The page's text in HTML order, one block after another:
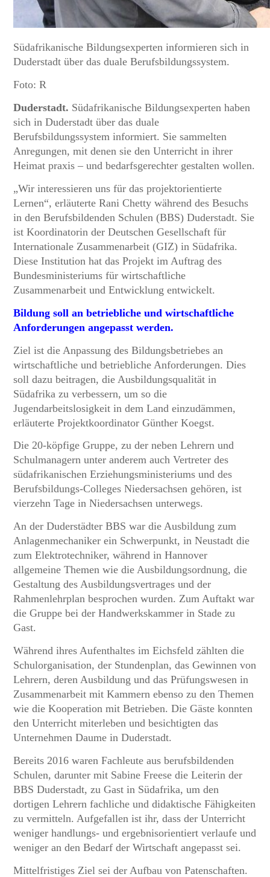
Südafrikanische Bildungsexperten informieren sich in
Duderstadt über das duale Berufsbildungssystem.
Foto: R
Duderstadt. Südafrikanische Bildungsexperten haben
sich in Duderstadt über das duale
Berufsbildungssystem informiert. Sie sammelten
Anregungen, mit denen sie den Unterricht in ihrer
Heimat praxis – und bedarfsgerechter gestalten wollen.
„Wir interessieren uns für das projektorientierte
Lernen“, erläuterte Rani Chetty während des Besuchs
in den Berufsbildenden Schulen (BBS) Duderstadt. Sie
ist Koordinatorin der Deutschen Gesellschaft für
Internationale Zusammenarbeit (GIZ) in Südafrika.
Diese Institution hat das Projekt im Auftrag des
Bundesministeriums für wirtschaftliche
Zusammenarbeit und Entwicklung entwickelt.
Bildung soll an betriebliche und wirtschaftliche
Anforderungen angepasst werden.
Ziel ist die Anpassung des Bildungsbetriebes an
wirtschaftliche und betriebliche Anforderungen. Dies
soll dazu beitragen, die Ausbildungsqualität in
Südafrika zu verbessern, um so die
Jugendarbeitslosigkeit in dem Land einzudämmen,
erläuterte Projektkoordinator Günther Koegst.
Die 20-köpfige Gruppe, zu der neben Lehrern und
Schulmanagern unter anderem auch Vertreter des
südafrikanischen Erziehungsministeriums und des
Berufsbildungs-Colleges Niedersachsen gehören, ist
vierzehn Tage in Niedersachsen unterwegs.
An der Duderstädter BBS war die Ausbildung zum
Anlagenmechaniker ein Schwerpunkt, in Neustadt die
zum Elektrotechniker, während in Hannover
allgemeine Themen wie die Ausbildungsordnung, die
Gestaltung des Ausbildungsvertrages und der
Rahmenlehrplan besprochen wurden. Zum Auftakt war
die Gruppe bei der Handwerkskammer in Stade zu
Gast.
Während ihres Aufenthaltes im Eichsfeld zählten die
Schulorganisation, der Stundenplan, das Gewinnen von
Lehrern, deren Ausbildung und das Prüfungswesen in
Zusammenarbeit mit Kammern ebenso zu den Themen
wie die Kooperation mit Betrieben. Die Gäste konnten
den Unterricht miterleben und besichtigten das
Unternehmen Daume in Duderstadt.
Bereits 2016 waren Fachleute aus berufsbildenden
Schulen, darunter mit Sabine Freese die Leiterin der
BBS Duderstadt, zu Gast in Südafrika, um den
dortigen Lehrern fachliche und didaktische Fähigkeiten
zu vermitteln. Aufgefallen ist ihr, dass der Unterricht
weniger handlungs- und ergebnisorientiert verlaufe und
weniger an den Bedarf der Wirtschaft angepasst sei.
Mittelfristiges Ziel sei der Aufbau von Patenschaften.